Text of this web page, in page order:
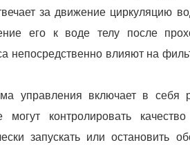
за движение циркуляцию
его к воде телу после
непосредственно влияют на
управления включает в себя
контролировать
запускать или остановить